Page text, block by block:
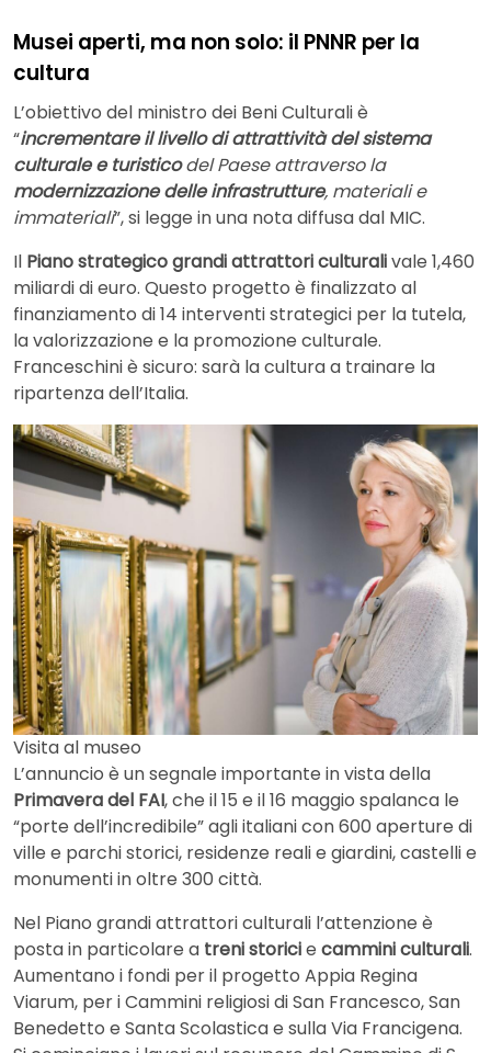
Musei aperti, ma non solo: il PNNR per la
cultura
L’obiettivo del ministro dei Beni Culturali è
“incrementare il livello di attrattività del sistema
culturale e turisticodel Paese attraverso la
modernizzazione delle infrastrutture, materiali e
immateriali”, si legge in una nota diffusa dal MIC.
Il Piano strategico grandi attrattori culturalivale 1,460
miliardi di euro. Questo progetto è finalizzato al
finanziamento di 14 interventi strategici per la tutela,
la valorizzazione e la promozione culturale.
Franceschini è sicuro: sarà la cultura a trainare la
ripartenza dell’Italia.
Visita al museo
L’annuncio è un segnale importante in vista della
Primavera del FAI, che il 15 e il 16 maggio spalanca le
“porte dell’incredibile” agli italiani con 600 aperture di
ville e parchi storici, residenze reali e giardini, castelli e
monumenti in oltre 300 città.
Nel Piano grandi attrattori culturali l’attenzione è
posta in particolare a treni storicie cammini culturali.
Aumentano i fondi per il progetto Appia Regina
Viarum, per i Cammini religiosi di San Francesco, San
Benedetto e Santa Scolastica e sulla Via Francigena.